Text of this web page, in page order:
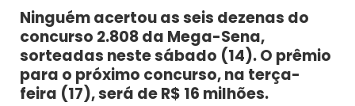
Ninguém acertou as seis dezenas do
concurso 2.808 da Mega-Sena,
sorteadas neste sábado (14). O prêmio
para o próximo concurso, na terça-
feira (17), será de R$ 16 milhões.